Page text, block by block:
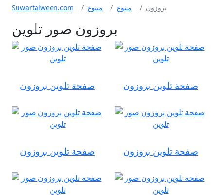
Suwartalween.com متنوع متنوع بروزون
بروزون صور تلوين
صفحة تلوين بروزون صفحة تلوين بروزون
صفحة تلوين بروزون صفحة تلوين بروزون